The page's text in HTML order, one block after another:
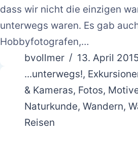
dass wir nicht die einzigen
unterwegs waren. Es gab
Hobbyfotografen,…
bvollmer
13. April
...unterwegs!,
& Kameras, Fotos,
Naturkunde, Wandern,
Reisen